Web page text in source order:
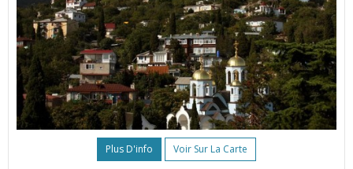
Plus D'info Voir Sur La Carte